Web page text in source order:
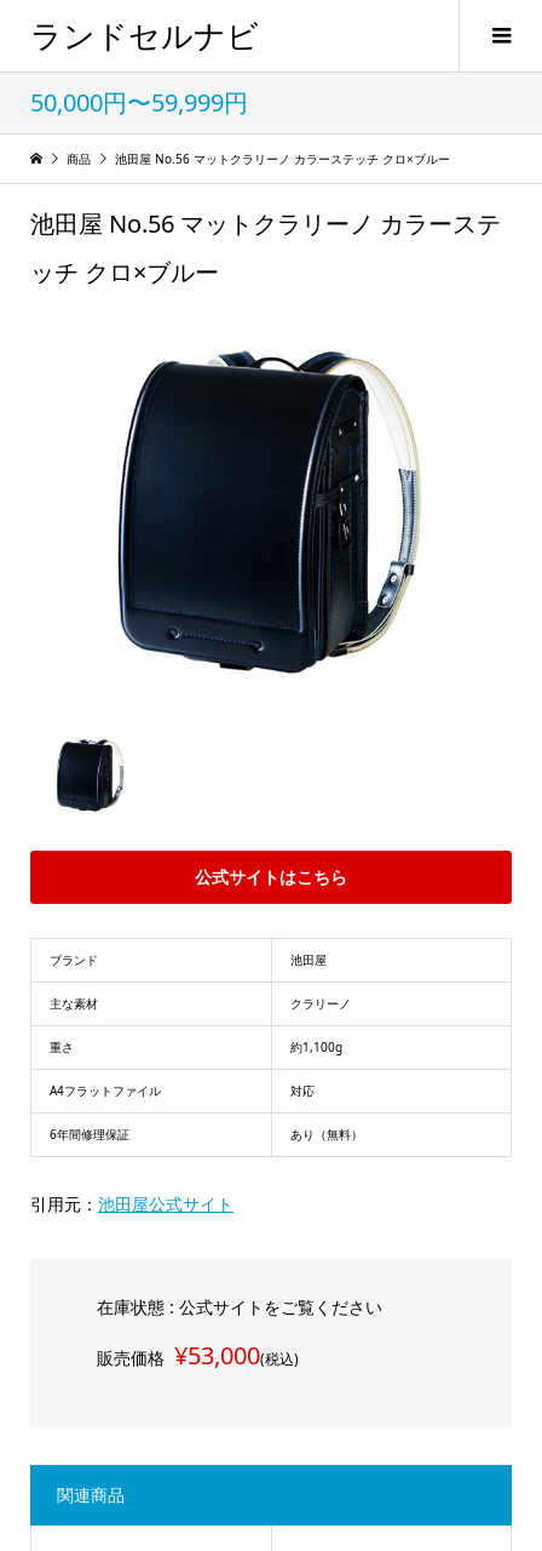
ランドセルナビ
50,000円〜59,999円
商品 池田屋 No.56 マットクラリーノ カラーステッチ クロ×ブルー
池田屋 No.56 マットクラリーノ カラーステ
ッチ クロ×ブルー
公式サイトはこちら
ブランド 池田屋
主な素材 クラリーノ
重さ 約1,100g
A4フラットファイル 対応
6年間修理保証 あり（無料）
引用元： 池田屋公式サイト
在庫状態 : 公式サイトをご覧ください
販売価格 ¥53,000(税込)
関連商品